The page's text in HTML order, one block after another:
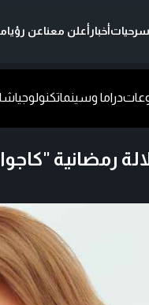
أخبارأعلن معناعن رؤيا
دراما وسينماتكنولوجيا
رمضانية